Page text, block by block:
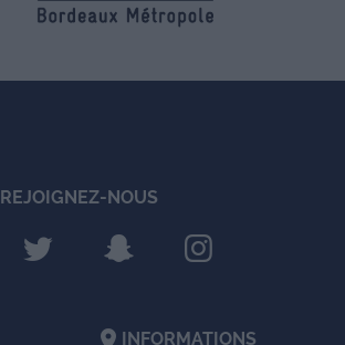
REJOIGNEZ-NOUS
location_on INFORMATIONS